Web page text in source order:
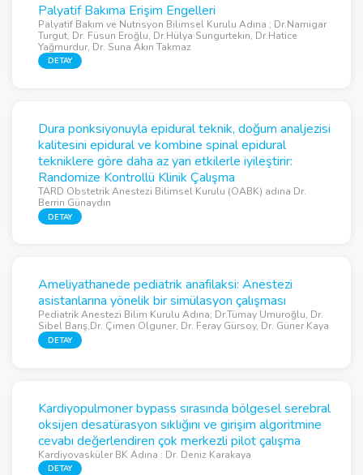
Palyatif Bakıma Erişim Engelleri
Palyatif Bakım ve Nutrisyon Bilimsel Kurulu Adına ; Dr.Namigar
Turgut, Dr. Füsun Eroğlu, Dr.Hülya Sungurtekin, Dr.Hatice
Yağmurdur, Dr. Suna Akın Takmaz
DETAY
Dura ponksiyonuyla epidural teknik, doğum analjezisi
kalitesini epidural ve kombine spinal epidural
tekniklere göre daha az yan etkilerle iyileştirir:
Randomize Kontrollü Klinik Çalışma
TARD Obstetrik Anestezi Bilimsel Kurulu (OABK) adına Dr.
Berrin Günaydın
DETAY
Ameliyathanede pediatrik anafilaksi: Anestezi
asistanlarına yönelik bir simülasyon çalışması
Pediatrik Anestezi Bilim Kurulu Adına; Dr.Tümay Umuroğlu, Dr.
Sibel Barış,Dr. Çimen Olguner, Dr. Feray Gürsoy, Dr. Güner Kaya
DETAY
Kardiyopulmoner bypass sırasında bölgesel serebral
oksijen desatürasyon sıklığını ve girişim algoritmine
cevabı değerlendiren çok merkezli pilot çalışma
Kardiyovasküler BK Adına : Dr. Deniz Karakaya
DETAY